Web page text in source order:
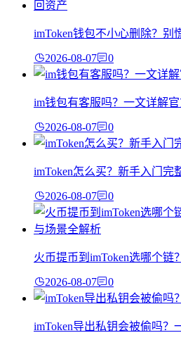
imToken钱包不小心删除？别
2026-08-07 0
im钱包有客服吗？一文详解
2026-08-07 0
imToken怎么买？新手入门完
2026-08-07 0
火币提币到imToken选哪个链
2026-08-07 0
imToken导出私钥会被偷吗？